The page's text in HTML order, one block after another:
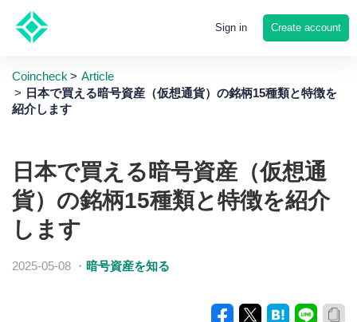
Sign in Create account
Coincheck
Article
日本で買える暗号資産（仮想通貨）の銘柄15種類と特徴を
紹介します
日本で買える暗号資産（仮想通
貨）の銘柄15種類と特徴を紹介
します
2025-05-08 ・ 暗号資産を知る